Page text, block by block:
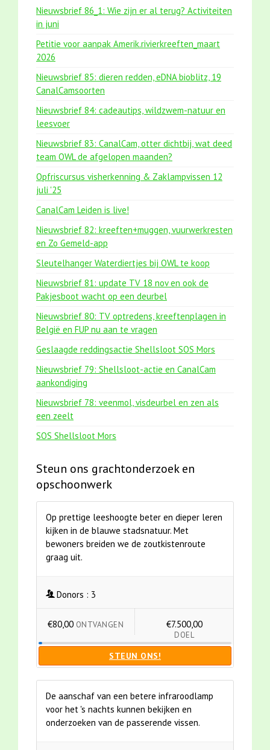
Nieuwsbrief 86_1: Wie zijn er al terug? Activiteiten
in juni
Petitie voor aanpak Amerik.rivierkreeften_maart
2026
Nieuwsbrief 85: dieren redden, eDNA bioblitz, 19
CanalCamsoorten
Nieuwsbrief 84: cadeautips, wildzwem-natuur en
leesvoer
Nieuwsbrief 83: CanalCam, otter dichtbij, wat deed
team OWL de afgelopen maanden?
Opfriscursus visherkenning & Zaklampvissen 12
juli '25
CanalCam Leiden is live!
Nieuwsbrief 82: kreeften+muggen, vuurwerkresten
en Zo Gemeld-app
Sleutelhanger Waterdiertjes bij OWL te koop
Nieuwsbrief 81: update TV 18 nov en ook de
Pakjesboot wacht op een deurbel
Nieuwsbrief 80: TV optredens, kreeftenplagen in
België en FUP nu aan te vragen
Geslaagde reddingsactie Shellsloot SOS Mors
Nieuwsbrief 79: Shellsloot-actie en CanalCam
aankondiging
Nieuwsbrief 78: veenmol, visdeurbel en zen als
een zeelt
SOS Shellsloot Mors
Steun ons grachtonderzoek en
opschoonwerk
Op prettige leeshoogte beter en dieper leren
kijken in de blauwe stadsnatuur. Met
bewoners breiden we de zoutkistenroute
graag uit.
Donors : 3
€80,00 ONTVANGEN €7.500,00
DOEL
STEUN ONS!
De aanschaf van een betere infraroodlamp
voor het 's nachts kunnen bekijken en
onderzoeken van de passerende vissen.